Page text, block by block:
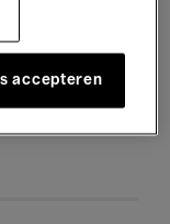
accepteren